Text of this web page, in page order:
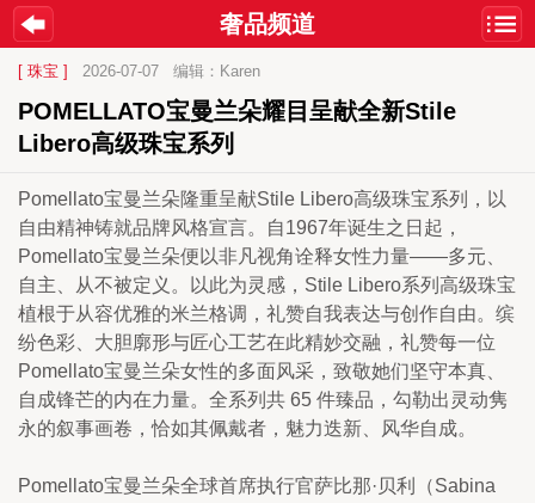
奢品频道
[ 珠宝 ] 2026-07-07 编辑：Karen
POMELLATO宝曼兰朵耀目呈献全新Stile
Libero高级珠宝系列
Pomellato宝曼兰朵隆重呈献Stile Libero高级珠宝系列，以
自由精神铸就品牌风格宣言。自1967年诞生之日起，
Pomellato宝曼兰朵便以非凡视角诠释女性力量——多元、
自主、从不被定义。以此为灵感，Stile Libero系列高级珠宝
植根于从容优雅的米兰格调，礼赞自我表达与创作自由。缤
纷色彩、大胆廓形与匠心工艺在此精妙交融，礼赞每一位
Pomellato宝曼兰朵女性的多面风采，致敬她们坚守本真、
自成锋芒的内在力量。全系列共 65 件臻品，勾勒出灵动隽
永的叙事画卷，恰如其佩戴者，魅力迭新、风华自成。
Pomellato宝曼兰朵全球首席执行官萨比那·贝利（Sabina